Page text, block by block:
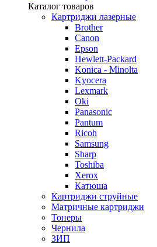
Каталог товаров
Картриджи лазерные
Brother
Canon
Epson
Hewlett-Packard
Konica - Minolta
Kyocera
Lexmark
Oki
Panasonic
Pantum
Ricoh
Samsung
Sharp
Toshiba
Xerox
Катюша
Картриджи струйные
Матричные картриджи
Тонеры
Чернила
ЗИП